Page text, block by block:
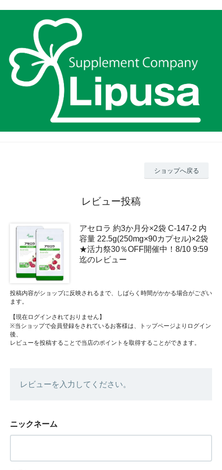
ショップへ戻る
レビュー投稿
アセロラ 約3か月分×2袋 C-147-2 内
容量 22.5g(250mg×90カプセル)×2袋
★活力祭30％OFF開催中！8/10 9:59
迄のレビュー
投稿内容がショップに反映されるまで、しばらく時間がかかる場合がござい
ます。
【現在ログインされておりません】
※当ショップで会員登録をされているお客様は、トップページよりログイン
後、
レビューを投稿することで当店のポイントを取得することができます。
レビューを入力してください。
ニックネーム